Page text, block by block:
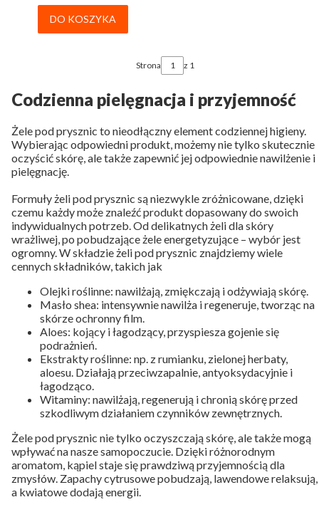
DO KOSZYKA
Strona z 1
Codzienna pielęgnacja i przyjemność
Żele pod prysznic to nieodłączny element codziennej higieny.
Wybierając odpowiedni produkt, możemy nie tylko skutecznie
oczyścić skórę, ale także zapewnić jej odpowiednie nawilżenie i
pielęgnację.
Formuły żeli pod prysznic są niezwykle zróżnicowane, dzięki
czemu każdy może znaleźć produkt dopasowany do swoich
indywidualnych potrzeb. Od delikatnych żeli dla skóry
wrażliwej, po pobudzające żele energetyzujące – wybór jest
ogromny. W składzie żeli pod prysznic znajdziemy wiele
cennych składników, takich jak
Olejki roślinne: nawilżają, zmiękczają i odżywiają skórę.
Masło shea: intensywnie nawilża i regeneruje, tworząc na
skórze ochronny film.
Aloes: kojący i łagodzący, przyspiesza gojenie się
podrażnień.
Ekstrakty roślinne: np. z rumianku, zielonej herbaty,
aloesu. Działają przeciwzapalnie, antyoksydacyjnie i
łagodząco.
Witaminy: nawilżają, regenerują i chronią skórę przed
szkodliwym działaniem czynników zewnętrznych.
Żele pod prysznic nie tylko oczyszczają skórę, ale także mogą
wpływać na nasze samopoczucie. Dzięki różnorodnym
aromatom, kąpiel staje się prawdziwą przyjemnością dla
zmysłów. Zapachy cytrusowe pobudzają, lawendowe relaksują,
a kwiatowe dodają energii.